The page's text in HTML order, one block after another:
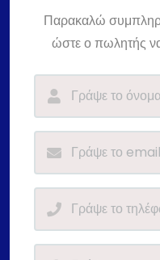
Παρακαλώ
ώστε ο πωλητής